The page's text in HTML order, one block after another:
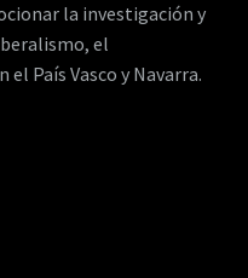
la investigación y
el
País Vasco y Navarra.